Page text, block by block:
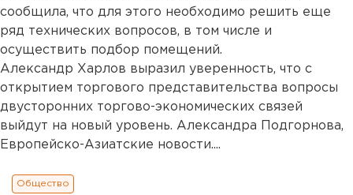
сообщила, что для этого необходимо решить еще
ряд технических вопросов, в том числе и
осуществить подбор помещений.
Александр Харлов выразил уверенность, что с
открытием торгового представительства вопросы
двусторонних торгово-экономических связей
выйдут на новый уровень. Александра Подгорнова,
Европейско-Азиатские новости....
Общество